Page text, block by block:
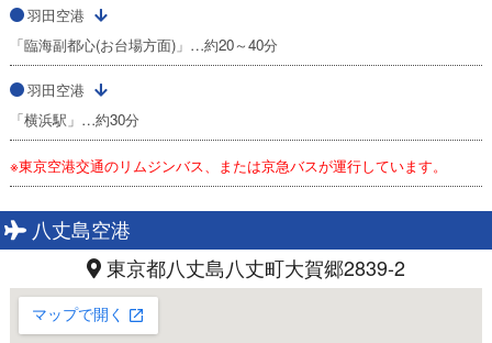
羽田空港
「臨海副都心(お台場方面)」…約20～40分
羽田空港
「横浜駅」…約30分
※東京空港交通のリムジンバス、または京急バスが運行しています。
八丈島空港
東京都八丈島八丈町大賀郷2839-2